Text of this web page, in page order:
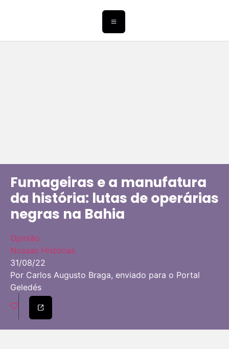
Fumageiras e a manufatura
da história: lutas de operárias
negras na Bahia
Opinião
Nossas Histórias
31/08/22
Por Carlos Augusto Braga, enviado para o Portal
Geledés